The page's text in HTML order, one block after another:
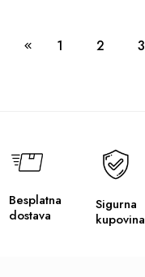
1 2 3
Besplatna
dostava
Sigurna
kupovina